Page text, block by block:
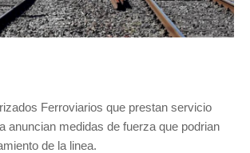
Ferroviarios que prestan servicio
anuncian medidas de fuerza que podrian
de la linea.